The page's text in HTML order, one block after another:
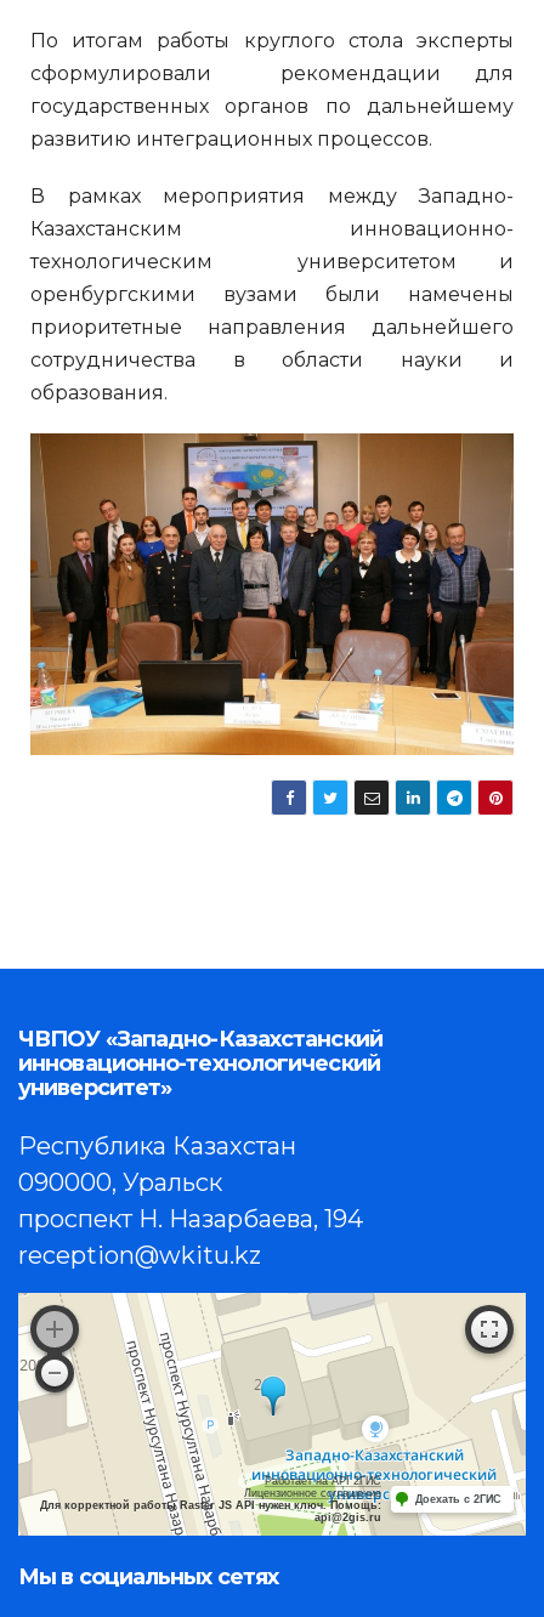
По итогам работы круглого стола эксперты
сформулировали рекомендации для
государственных органов по дальнейшему
развитию интеграционных процессов.
В рамках мероприятия между Западно-
Казахстанским инновационно-
технологическим университетом и
оренбургскими вузами были намечены
приоритетные направления дальнейшего
сотрудничества в области науки и
образования.
ЧВПОУ «Западно-Казахстанский
инновационно-технологический
университет»
Республика Казахстан
090000, Уральск
проспект Н. Назарбаева, 194
reception@wkitu.kz
Работает на API 2ГИС
Лицензионное соглашение
Для корректной работы Raster JS API нужен ключ. Помощь:
api@2gis.ru
Доехать с 2ГИС
Мы в социальных сетях